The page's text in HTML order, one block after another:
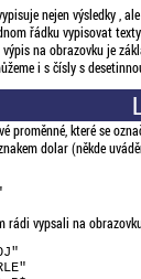
nejen výsledky ,
řádku vypisovat
na obrazovku je
i s čísly s
proměnné, které se
dolar (někde
rádi vypsali na